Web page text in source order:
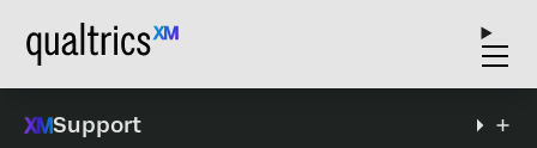
Support